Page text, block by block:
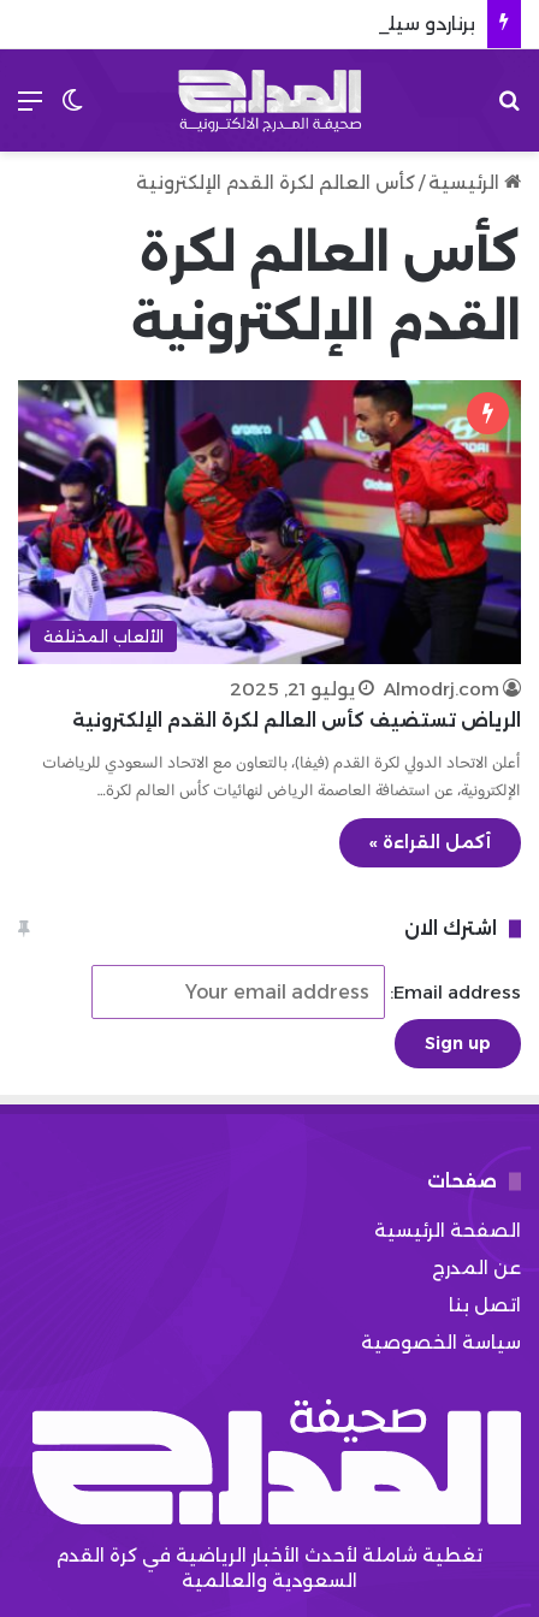
برناردو سيلفا يكشف كيف سيخدم مشروع ريال مدريد
الرئيسية /كأس العالم لكرة القدم الإلكترونية
كأس العالم لكرة
القدم الإلكترونية
الألعاب المختلفة
Almodrj.com
يوليو 21, 2025
الرياض تستضيف كأس العالم لكرة القدم الإلكترونية
أعلن الاتحاد الدولي لكرة القدم (فيفا)، بالتعاون مع الاتحاد السعودي للرياضات
الإلكترونية، عن استضافة العاصمة الرياض لنهائيات كأس العالم لكرة…
أكمل القراءة »
اشترك الان
Email address:
صفحات
الصفحة الرئيسية
عن المدرج
اتصل بنا
سياسة الخصوصية
تغطية شاملة لأحدث الأخبار الرياضية في كرة القدم
السعودية والعالمية